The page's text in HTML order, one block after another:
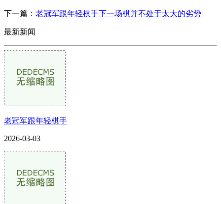
下一篇： 老冠军跟年轻棋手下一场棋并不处于太大的劣势
最新新闻
老冠军跟年轻棋手
2026-03-03